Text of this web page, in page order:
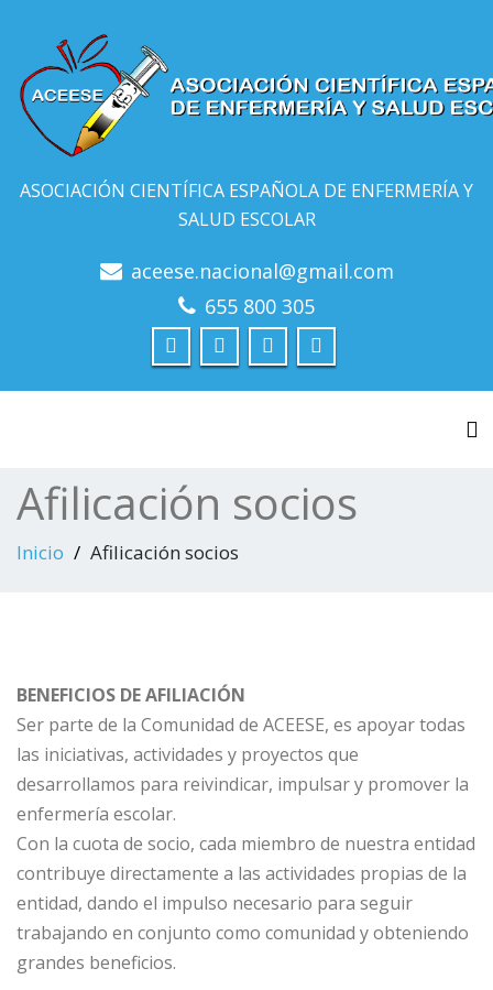
ASOCIACIÓN CIENTÍFICA ESPAÑOLA DE ENFERMERÍA Y
SALUD ESCOLAR
aceese.nacional@gmail.com
655 800 305
Afilicación socios
Inicio Afilicación socios
BENEFICIOS DE AFILIACIÓN
Ser parte de la Comunidad de ACEESE, es apoyar todas
las iniciativas, actividades y proyectos que
desarrollamos para reivindicar, impulsar y promover la
enfermería escolar.
Con la cuota de socio, cada miembro de nuestra entidad
contribuye directamente a las actividades propias de la
entidad, dando el impulso necesario para seguir
trabajando en conjunto como comunidad y obteniendo
grandes beneficios.